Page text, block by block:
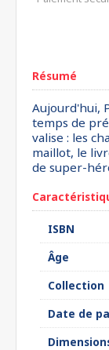
Résumé
Aujourd'hui,
temps de
valise : les
maillot, le
de super-
ISBN
Âge
Collection
Date de